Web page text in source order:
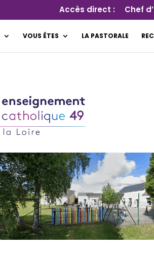
Accès direct : Chef
VOUS ÊTES LA PASTORALE